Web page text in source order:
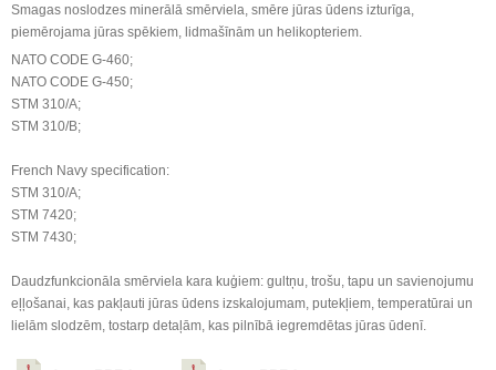
Smagas noslodzes minerālā smērviela, smēre jūras ūdens izturīga,
piemērojama jūras spēkiem, lidmašīnām un helikopteriem.
NATO CODE G-460;
NATO CODE G-450;
STM 310/A;
STM 310/B;
French Navy specification:
STM 310/A;
STM 7420;
STM 7430;
Daudzfunkcionāla smērviela kara kuģiem: gultņu, trošu, tapu un savienojumu
eļļošanai, kas pakļauti jūras ūdens izskalojumam, putekļiem, temperatūrai un
lielām slodzēm, tostarp detaļām, kas pilnībā iegremdētas jūras ūdenī.